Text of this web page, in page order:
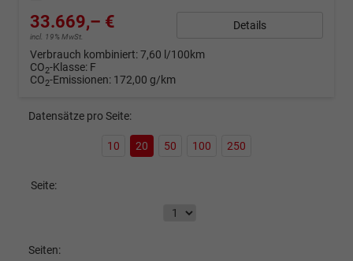
33.669,– €
incl. 19% MwSt.
Details
Verbrauch kombiniert:7,60 l/100km
CO2-Klasse: F
CO2-Emissionen: 172,00 g/km
Datensätze pro Seite:
10 20 50 100 250
Seite:
Seiten: